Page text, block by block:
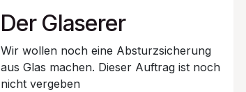
Der Glaserer
Wir wollen noch eine Absturzsicherung
aus Glas machen. Dieser Auftrag ist noch
nicht vergeben